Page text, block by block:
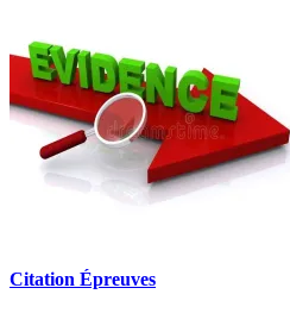
Citation Épreuves